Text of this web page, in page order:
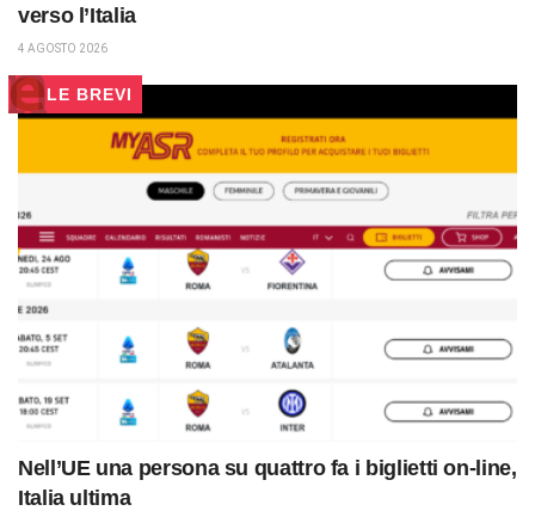
verso l’Italia
4 AGOSTO 2026
LE BREVI
Nell’UE una persona su quattro fa i biglietti on-line,
Italia ultima